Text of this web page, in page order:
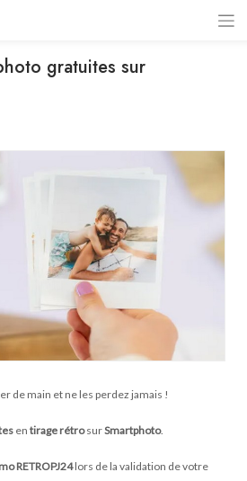
gratuites sur
de main et ne les perdez jamais !
en tirage rétrosurSmartphoto.
RETROPJ24lors de la validation de votre